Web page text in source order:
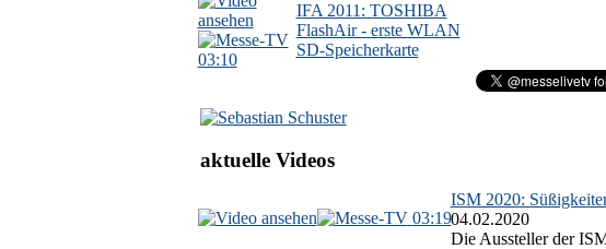
03:10
IFA 2011: TOSHIBA
FlashAir - erste WLAN
SD-Speicherkarte
aktuelle Videos
03:19
ISM 2020:
04.02.2020
Die Aussteller der